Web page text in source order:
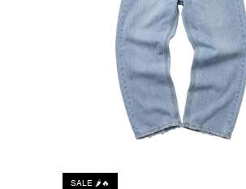
SALE 🌶️🔥